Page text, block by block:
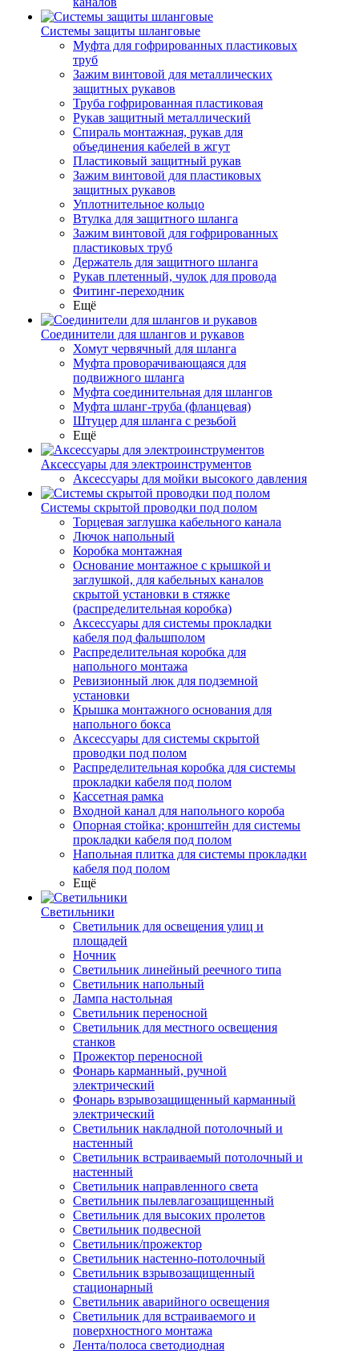
Системы защиты шланговые
Муфта для гофрированных пластиковых
труб
Зажим винтовой для металлических
защитных рукавов
Труба гофрированная пластиковая
Рукав защитный металлический
Спираль монтажная, рукав для
объединения кабелей в жгут
Пластиковый защитный рукав
Зажим винтовой для пластиковых
защитных рукавов
Уплотнительное кольцо
Втулка для защитного шланга
Зажим винтовой для гофрированных
пластиковых труб
Держатель для защитного шланга
Рукав плетенный, чулок для провода
Фитинг-переходник
Ещё
Соединители для шлангов и рукавов
Хомут червячный для шланга
Муфта проворачивающаяся для
подвижного шланга
Муфта соединительная для шлангов
Муфта шланг-труба (фланцевая)
Штуцер для шланга с резьбой
Ещё
Аксессуары для электроинструментов
Аксессуары для мойки высокого давления
Системы скрытой проводки под полом
Торцевая заглушка кабельного канала
Лючок напольный
Коробка монтажная
Основание монтажное с крышкой и
заглушкой, для кабельных каналов
скрытой установки в стяжке
(распределительная коробка)
Аксессуары для системы прокладки
кабеля под фальшполом
Распределительная коробка для
напольного монтажа
Ревизионный люк для подземной
установки
Крышка монтажного основания для
напольного бокса
Аксессуары для системы скрытой
проводки под полом
Распределительная коробка для системы
прокладки кабеля под полом
Кассетная рамка
Входной канал для напольного короба
Опорная стойка; кронштейн для системы
прокладки кабеля под полом
Напольная плитка для системы прокладки
кабеля под полом
Ещё
Светильники
Светильник для освещения улиц и
площадей
Ночник
Светильник линейный реечного типа
Светильник напольный
Лампа настольная
Светильник переносной
Светильник для местного освещения
станков
Прожектор переносной
Фонарь карманный, ручной
электрический
Фонарь взрывозащищенный карманный
электрический
Светильник накладной потолочный и
настенный
Светильник встраиваемый потолочный и
настенный
Светильник направленного света
Светильник пылевлагозащищенный
Светильник для высоких пролетов
Светильник подвесной
Светильник/прожектор
Светильник настенно-потолочный
Светильник взрывозащищенный
стационарный
Светильник аварийного освещения
Светильник для встраиваемого и
поверхностного монтажа
Лента/полоса светодиодная